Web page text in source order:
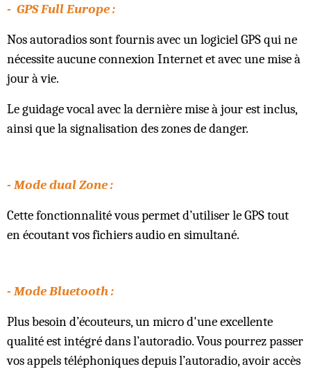
- GPS Full Europe :
Nos autoradios sont fournis avec un logiciel GPS qui ne
nécessite aucune connexion Internet et avec une mise à
jour à vie.
Le guidage vocal avec la dernière mise à jour est inclus,
ainsi que la signalisation des zones de danger.
- Mode dual Zone :
Cette fonctionnalité vous permet d’utiliser le GPS tout
en écoutant vos fichiers audio en simultané.
- Mode Bluetooth :
Plus besoin d’écouteurs, un micro d'une excellente
qualité est intégré dans l’autoradio. Vous pourrez passer
vos appels téléphoniques depuis l’autoradio, avoir accès